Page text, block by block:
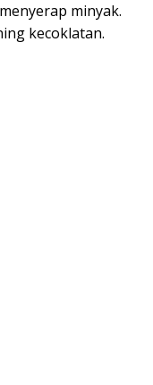
minyak.
kecoklatan.